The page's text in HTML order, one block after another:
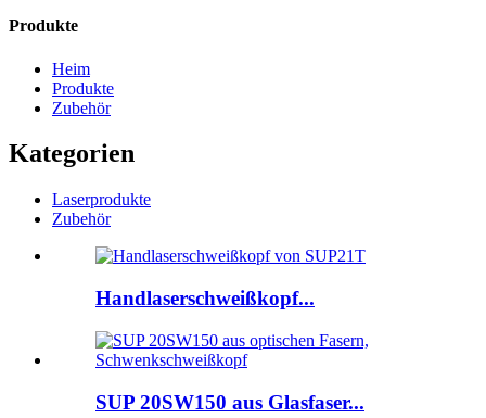
Produkte
Heim
Produkte
Zubehör
Kategorien
Laserprodukte
Zubehör
Handlaserschweißkopf...
SUP 20SW150 aus Glasfaser...